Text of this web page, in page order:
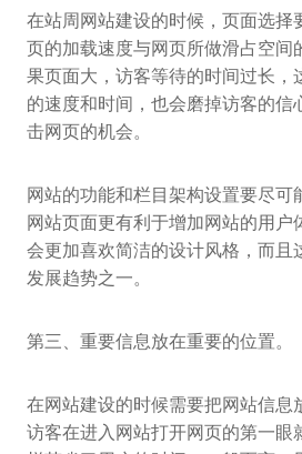
在站周网站建设的时候，页面选择
页的加载速度与网页所做滑占空间
果页面大，访客等待的时间过长，
的速度和时间，也会磨掉访客的信
击网页的机会。
网站的功能和栏目架构设置要尽可
网站页面更有利于增加网站的用户
会更加喜欢简洁的设计风格，而且
发展趋势之一。
第三、重要信息放在重要的位置。
在网站建设的时候需要把网站信息
访客在进入网站打开网页的第一眼